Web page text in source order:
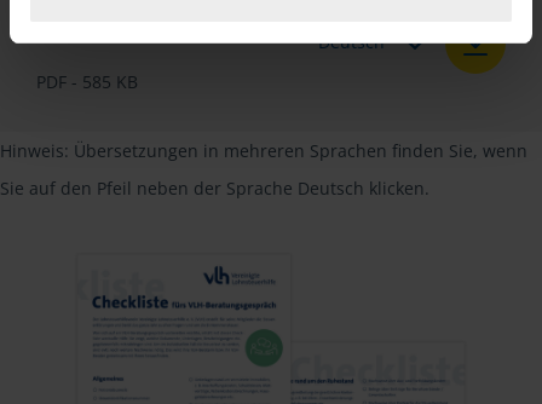
PDF - 585 KB
Deutsch
Hinweis: Übersetzungen in mehreren Sprachen finden Sie, wenn
Sie auf den Pfeil neben der Sprache Deutsch klicken.